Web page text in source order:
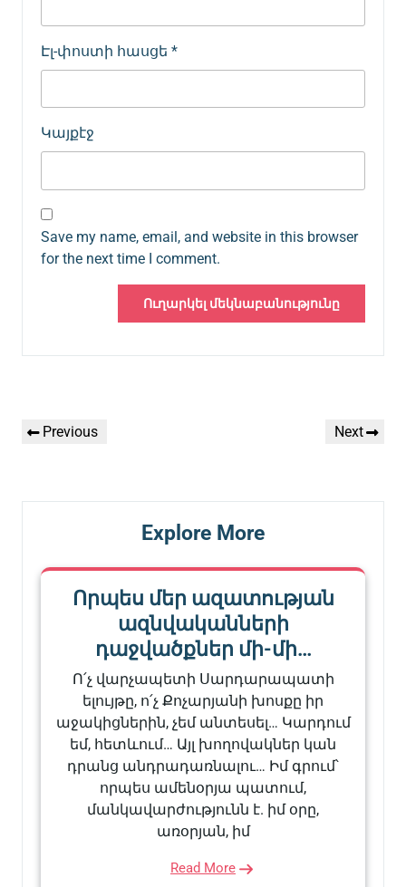
Էլ-փոստի հասցե *
Կայքէջ
Save my name, email, and website in this browser
for the next time I comment.
նավարկումը
Previous
Previous
Next
Next
Explore More
Որպես մեր ազատության
ազնվականների
դաջվածքներ մի-մի…
Ո՛չ վարչապետի Սարդարապատի
ելույթը, ո՛չ Քոչարյանի խոսքը իր
աջակիցներին, չեմ անտեսել… Կարդում
եմ, հետևում… Այլ խողովակներ կան
դրանց անդրադառնալու… Իմ գրում՝
որպես ամենօրյա պատում,
մանկավարժությունն է. իմ օրը,
առօրյան, իմ
Read More